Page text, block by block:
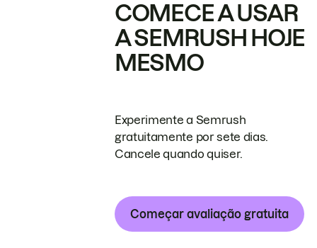
COMECE A USAR
A SEMRUSH HOJE
MESMO
Experimente a Semrush
gratuitamente por sete dias.
Cancele quando quiser.
Começar avaliação gratuita